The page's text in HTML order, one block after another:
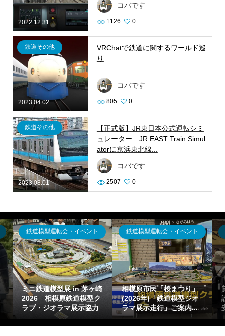
2022.12.31
コバです
1126 0
2023.04.02
鉄道その他
VRChatで鉄道に関するワールド巡
り
コバです
805 0
2023.08.01
鉄道その他
【正式版】JR東日本公式運転シミ
ュレーター JR EAST Train Simul
atorに京浜東北線...
コバです
2507 0
鉄道模型運転会・イベント
ミニ鉄道模型展 in 茅ヶ崎
2026 相模原鉄道模型ク
ラブ・ジオラマ展示協力
鉄道模型運転会・イベント
相模原市民「桜まつり」
(2026年)「鉄道模型ジオ
ラマ展示走行」ご案内...